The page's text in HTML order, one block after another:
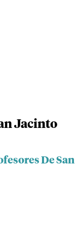
Jacinto
De San